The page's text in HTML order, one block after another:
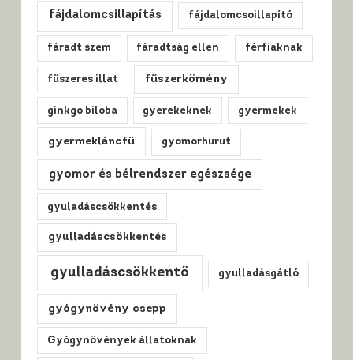
fájdalomcsillapítás fájdalomcsoillapító
fáradt szem fáradtság ellen férfiaknak
fűszeres illat fűszerkömény
ginkgo biloba gyerekeknek gyermekek
gyermekláncfű gyomorhurut
gyomor és bélrendszer egészsége
gyuladáscsökkentés
gyulladáscsökkentés
gyulladáscsökkentő gyulladásgátló
gyógynövény csepp
Gyógynövények állatoknak